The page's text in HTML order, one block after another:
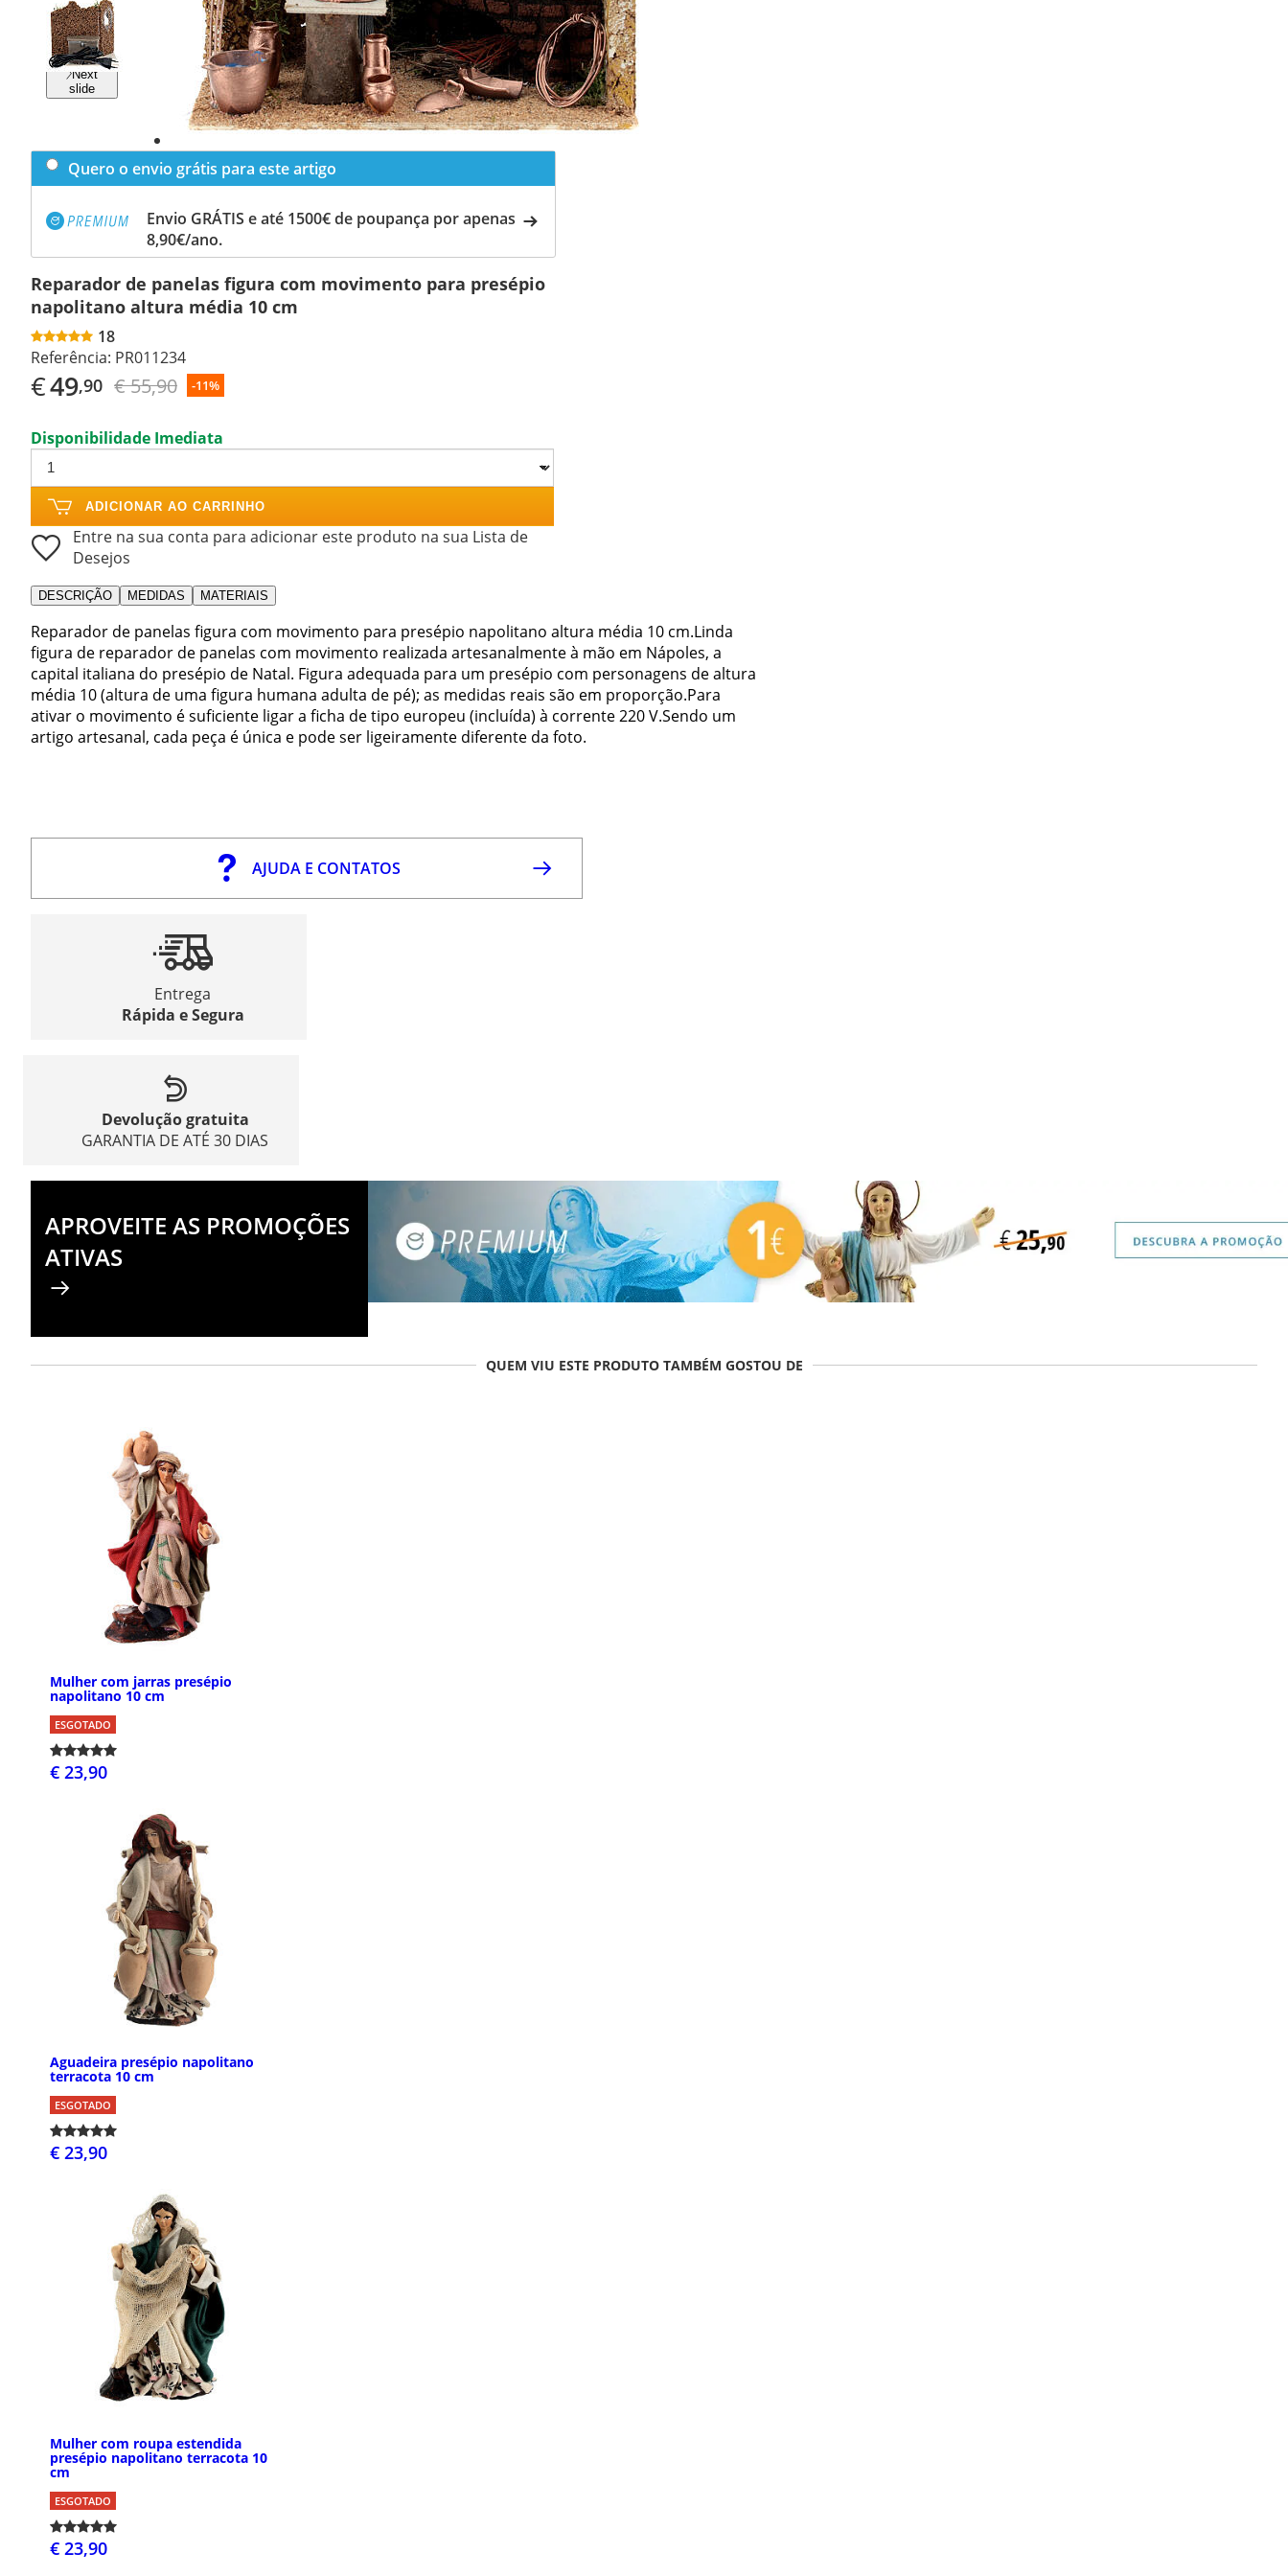
Previous
slide
Next
slide
Quero o envio grátis para este artigo
Envio GRÁTIS e até 1500€ de poupança por apenas
8,90€/ano.
Reparador de panelas figura com movimento para presépio
napolitano altura média 10 cm
18
Referência: PR011234
€49,90 € 55,90 -11%
Disponibilidade Imediata
ADICIONAR AO CARRINHO
Entre na sua conta para adicionar este produto na sua Lista de
Desejos
DESCRIÇÃO MEDIDAS MATERIAIS
Reparador de panelas figura com movimento para presépio napolitano altura média 10 cm.Linda
figura de reparador de panelas com movimento realizada artesanalmente à mão em Nápoles, a
capital italiana do presépio de Natal. Figura adequada para um presépio com personagens de altura
média 10 (altura de uma figura humana adulta de pé); as medidas reais são em proporção.Para
ativar o movimento é suficiente ligar a ficha de tipo europeu (incluída) à corrente 220 V.Sendo um
artigo artesanal, cada peça é única e pode ser ligeiramente diferente da foto.
AJUDA E CONTATOS
Entrega
Rápida e Segura
Devolução gratuita
GARANTIA DE ATÉ 30 DIAS
APROVEITE AS PROMOÇÕES
ATIVAS
QUEM VIU ESTE PRODUTO TAMBÉM GOSTOU DE
Mulher com jarras presépio
napolitano 10 cm
ESGOTADO
€ 23,90
Aguadeira presépio napolitano
terracota 10 cm
ESGOTADO
€ 23,90
Mulher com roupa estendida
presépio napolitano terracota 10
cm
ESGOTADO
€ 23,90